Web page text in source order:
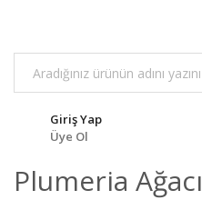
Giriş Yap
Üye Ol
Plumeria Ağacı